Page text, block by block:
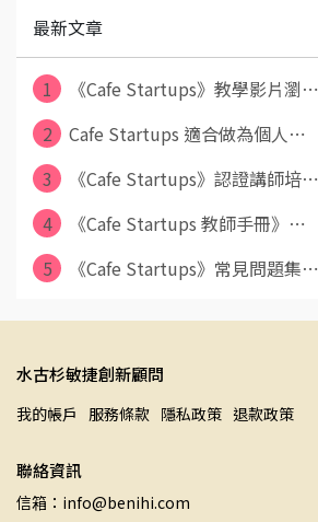
最新文章
1
《Cafe Startups》教學影片瀏⋯
2
Cafe Startups 適合做為個人⋯
3
《Cafe Startups》認證講師培⋯
4
《Cafe Startups 教師手冊》⋯
5
《Cafe Startups》常見問題集⋯
水古杉敏捷創新顧問
我的帳戶 服務條款 隱私政策 退款政策
聯絡資訊
信箱：info@benihi.com